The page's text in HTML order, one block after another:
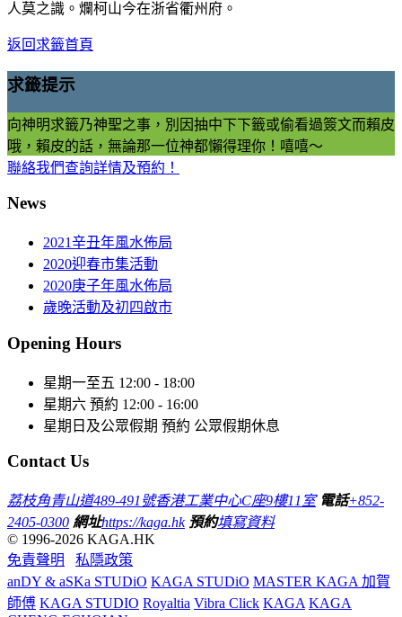
人莫之識。爛柯山今在浙省衢州府。
返回求籤首頁
求籤提示
向神明求籤乃神聖之事，別因抽中下下籤或偷看過簽文而賴皮
哦，賴皮的話，無論那一位神都懶得理你！嘻嘻～
聯絡我們查詢詳情及預約！
News
2021辛丑年風水佈局
2020迎春市集活動
2020庚子年風水佈局
歲晚活動及初四啟市
Opening Hours
星期一至五 12:00 - 18:00
星期六 預約 12:00 - 16:00
星期日及公眾假期 預約 公眾假期休息
Contact Us
荔枝角青山道489-491號香港工業中心C座9樓11室 電話+852-
2405-0300 網址https://kaga.hk 預約填寫資料
© 1996-2026 KAGA.HK
免責聲明
私隱政策
anDY & aSKa STUDiO KAGA STUDiO MASTER KAGA 加賀
師傅 KAGA STUDIO Royaltia Vibra Click KAGA KAGA